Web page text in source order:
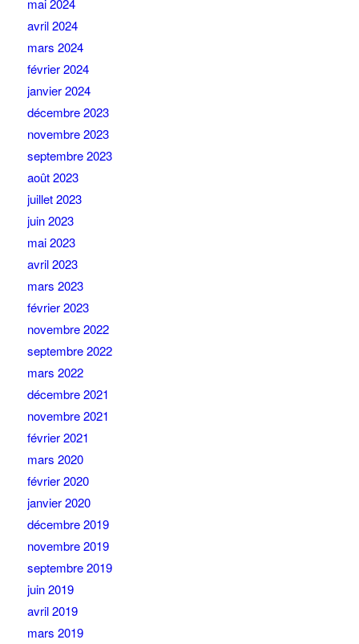
mai 2024
avril 2024
mars 2024
février 2024
janvier 2024
décembre 2023
novembre 2023
septembre 2023
août 2023
juillet 2023
juin 2023
mai 2023
avril 2023
mars 2023
février 2023
novembre 2022
septembre 2022
mars 2022
décembre 2021
novembre 2021
février 2021
mars 2020
février 2020
janvier 2020
décembre 2019
novembre 2019
septembre 2019
juin 2019
avril 2019
mars 2019